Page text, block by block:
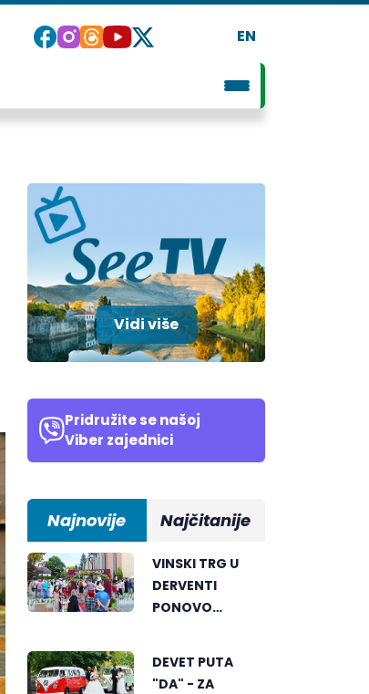
EN
Vidi više
Pridružite se našoj
Viber zajednici
Najnovije Najčitanije
VINSKI TRG U
DERVENTI
PONOVO
DEVET PUTA
"DA" - ZA